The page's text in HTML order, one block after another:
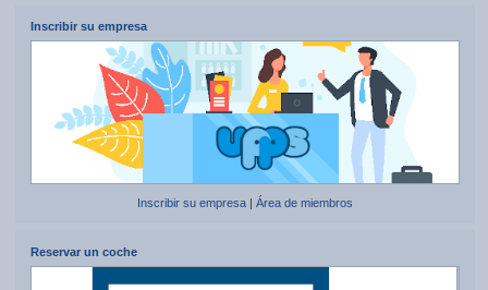
Inscribir su empresa
Inscribir su empresa| Área de miembros
Reservar un coche